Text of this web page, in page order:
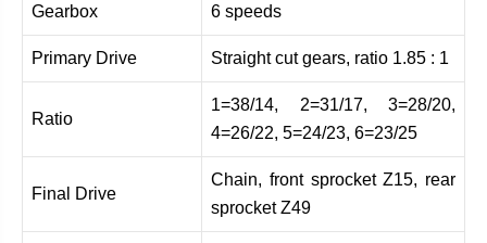
Gearbox 6 speeds
Primary Drive Straight cut gears, ratio 1.85 : 1
Ratio
1=38/14, 2=31/17, 3=28/20,
4=26/22, 5=24/23, 6=23/25
Final Drive
Chain, front sprocket Z15, rear
sprocket Z49